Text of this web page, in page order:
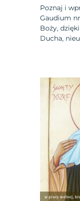
Poznaj i
Gaudium
Boży,
Ducha,